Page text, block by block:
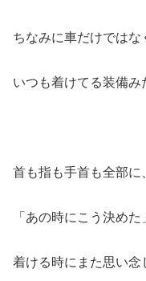
ちなみに車だけではな
いつも着けてる装備み
首も指も手首も全部に
「あの時にこう決めた
着ける時にまた思い念